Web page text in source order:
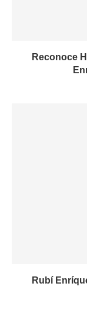
Reconoce
Rubí